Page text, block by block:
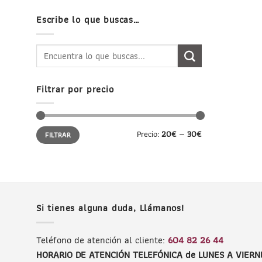
Escribe lo que buscas…
Buscar
por:
Filtrar por precio
Precio
mínimo
Precio
máximo
FILTRAR Precio:20€— 30€
Si tienes alguna duda, Llámanos!
Teléfono de atención al cliente: 604 82 26 44
HORARIO DE ATENCIÓN TELEFÓNICA de LUNES A